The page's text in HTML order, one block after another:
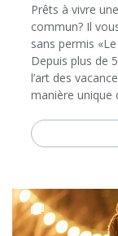
Prêts à vivre
commun? Il
sans permis
Depuis plus de
l’art des
manière unique
propre rythme...